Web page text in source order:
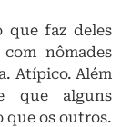
que faz deles
nômades
Atípico. Além
que alguns
que os outros.